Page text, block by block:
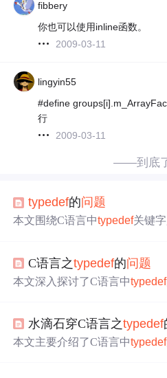
fibbery
你也可以使用inline函数。
2009-03-11
lingyin55
#define
行
2009-03-11
——到底
typedef的问题
本文围绕C语言中typedef关键
题 及解决方法，以及在复杂变
化。
C语言之typedef的问题
本文深入探讨了C语言中typedef
水滴石穿C语言之typedef
本文主要介绍了C语言中typedef